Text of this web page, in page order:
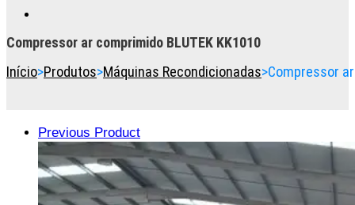
button
expand
Compressor ar comprimido BLUTEK KK1010
Início>Produtos>Máquinas Recondicionadas>Compressor
Previous Product